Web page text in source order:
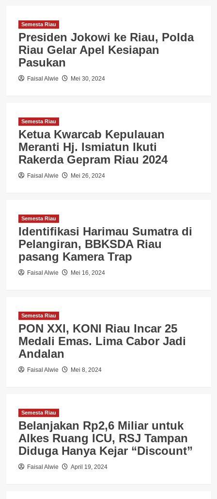
Semesta Riau
Presiden Jokowi ke Riau, Polda
Riau Gelar Apel Kesiapan
Pasukan
Faisal Alwie Mei 30, 2024
Semesta Riau
Ketua Kwarcab Kepulauan
Meranti Hj. Ismiatun Ikuti
Rakerda Gepram Riau 2024
Faisal Alwie Mei 26, 2024
Semesta Riau
Identifikasi Harimau Sumatra di
Pelangiran, BBKSDA Riau
pasang Kamera Trap
Faisal Alwie Mei 16, 2024
Semesta Riau
PON XXI, KONI Riau Incar 25
Medali Emas. Lima Cabor Jadi
Andalan
Faisal Alwie Mei 8, 2024
Semesta Riau
Belanjakan Rp2,6 Miliar untuk
Alkes Ruang ICU, RSJ Tampan
Diduga Hanya Kejar “Discount”
Faisal Alwie April 19, 2024